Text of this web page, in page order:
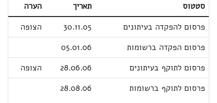
סטטוס תאריך
הערה
פרסום להפקדה בעיתונים
30.11.05
הצופה
פרסום הפקדה ברשומות
05.01.06
פרסום לתוקף בעיתונים
28.06.06
הצופה
פרסום לתוקף ברשומות
28.08.06